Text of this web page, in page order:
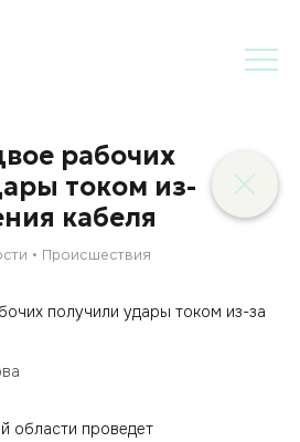
рабочих
током из-
кабеля
Происшествия
области проведет